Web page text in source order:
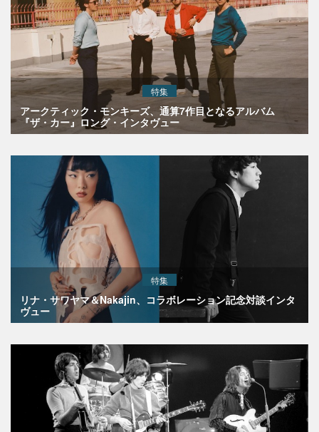
特集
アークティック・モンキーズ、通算7作目となるアルバム
『ザ・カー』ロング・インタヴュー
特集
リナ・サワヤマ＆Nakajin、コラボレーション記念対談インタ
ヴュー